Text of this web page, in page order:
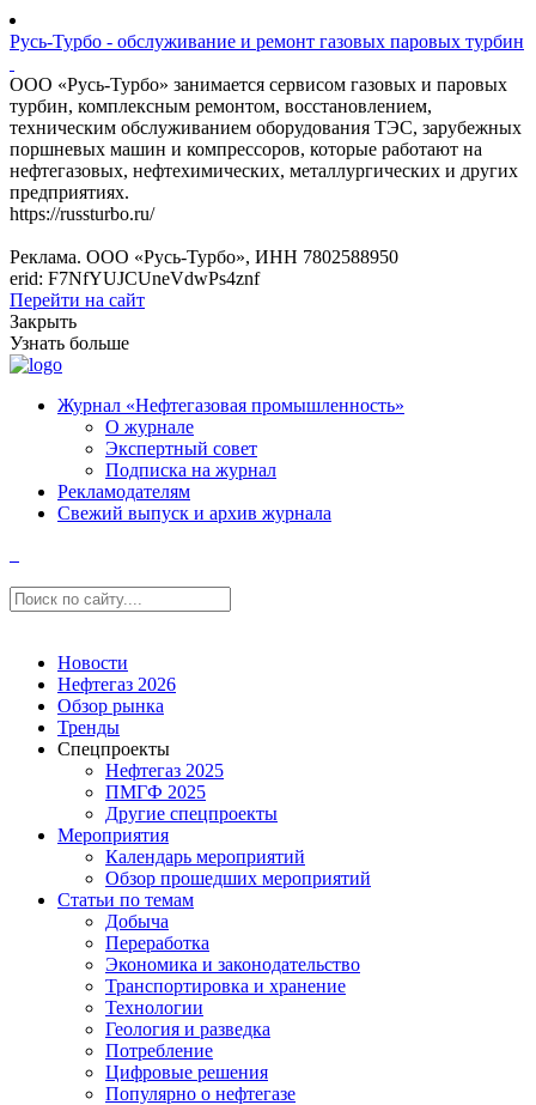
Русь-Турбо - обслуживание и ремонт газовых паровых турбин
ООО «Русь-Турбо» занимается сервисом газовых и паровых
турбин, комплексным ремонтом, восстановлением,
техническим обслуживанием оборудования ТЭС, зарубежных
поршневых машин и компрессоров, которые работают на
нефтегазовых, нефтехимических, металлургических и других
предприятиях.
https://russturbo.ru/
Реклама. ООО «Русь-Турбо», ИНН 7802588950
erid: F7NfYUJCUneVdwPs4znf
Перейти на сайт
Закрыть
Узнать больше
Журнал «Нефтегазовая промышленность»
О журнале
Экспертный совет
Подписка на журнал
Рекламодателям
Свежий выпуск и архив журнала
Новости
Нефтегаз 2026
Обзор рынка
Тренды
Спецпроекты
Нефтегаз 2025
ПМГФ 2025
Другие спецпроекты
Мероприятия
Календарь мероприятий
Обзор прошедших мероприятий
Статьи по темам
Добыча
Переработка
Экономика и законодательство
Транспортировка и хранение
Технологии
Геология и разведка
Потребление
Цифровые решения
Популярно о нефтегазе